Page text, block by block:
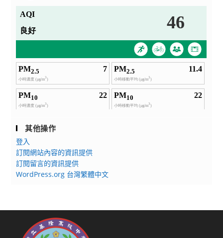
其他操作
登入
訂閱網站內容的資訊提供
訂閱留言的資訊提供
WordPress.org 台灣繁體中文